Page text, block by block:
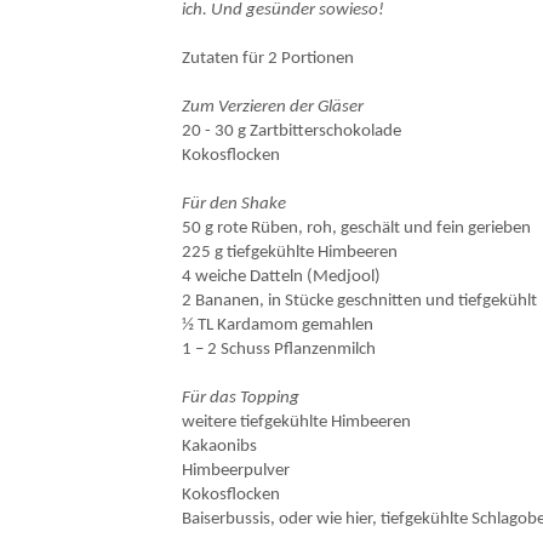
ich. Und gesünder sowieso!
Zutaten für 2 Portionen
Zum Verzieren der Gläser
20 - 30 g Zartbitterschokolade
Kokosflocken
Für den Shake
50 g rote Rüben, roh, geschält und fein gerieben
225 g tiefgekühlte Himbeeren
4 weiche Datteln (Medjool)
2 Bananen, in Stücke geschnitten und tiefgekühlt
½ TL Kardamom gemahlen
1 – 2 Schuss Pflanzenmilch
Für das Topping
weitere tiefgekühlte Himbeeren
Kakaonibs
Himbeerpulver
Kokosflocken
Baiserbussis, oder wie hier, tiefgekühlte